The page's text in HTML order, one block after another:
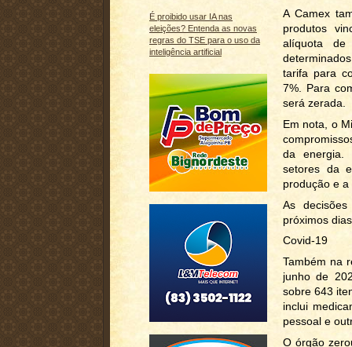
É proibido usar IA nas
eleições? Entenda as novas
regras do TSE para o uso da
inteligência artificial
A Camex
produtos
alíquota
tarifa para
7%. Para
será zerada.
Em nota, o
da energia.
setores da
produção e
As
próximos
Covid-19
Também na
junho de
sobre 643
inclui
pessoal e
O órgão